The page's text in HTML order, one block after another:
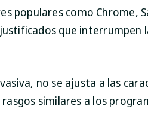
populares como Chrome,
que interrumpen
no se ajusta a las
rasgos similares a los